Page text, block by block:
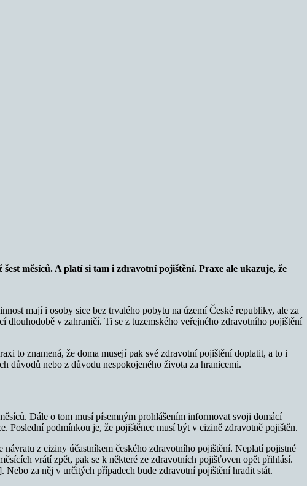
měsíců. A platí si tam i zdravotní pojištění. Praxe ale ukazuje, že
mají i osoby sice bez trvalého pobytu na území České republiky, ale za
v zahraničí. Ti se z tuzemského veřejného zdravotního pojištění
to znamená, že doma musejí pak své zdravotní pojištění doplatit, a to i
důvodů nebo z důvodu nespokojeného života za hranicemi.
Dále o tom musí písemným prohlášením informovat svoji domácí
Poslední podmínkou je, že pojištěnec musí být v cizině zdravotně pojištěn.
z ciziny účastníkem českého zdravotního pojištění. Neplatí pojistné
vrátí zpět, pak se k některé ze zdravotních pojišťoven opět přihlásí.
za něj v určitých případech bude zdravotní pojištění hradit stát.